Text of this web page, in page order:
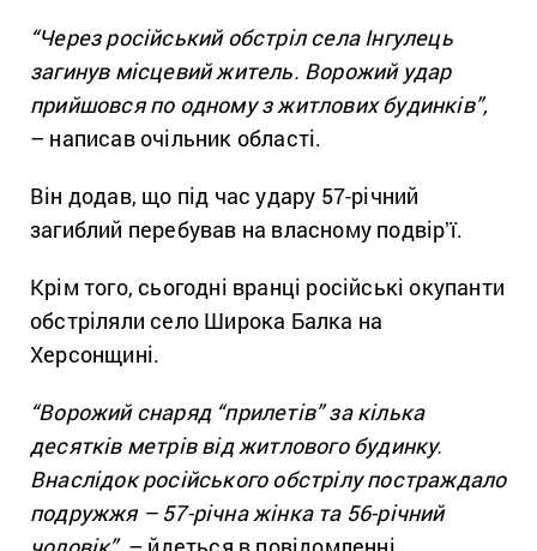
“Через російський обстріл села Інгулець
загинув місцевий житель. Ворожий удар
прийшовся по одному з житлових будинків”,
– написав очільник області.
Він додав, що під час удару 57-річний
загиблий перебував на власному подвірʼї.
Крім того, сьогодні вранці російські окупанти
обстріляли село Широка Балка на
Херсонщині.
“Ворожий снаряд “прилетів” за кілька
десятків метрів від житлового будинку.
Внаслідок російського обстрілу постраждало
подружжя – 57-річна жінка та 56-річний